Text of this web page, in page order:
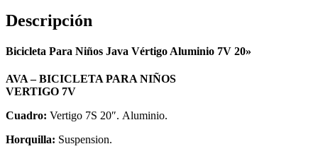
Descripción
Bicicleta Para Niños Java Vértigo Aluminio 7V 20»
AVA – BICICLETA PARA NIÑOS
VERTIGO 7V
Cuadro: Vertigo 7S 20″. Aluminio.
Horquilla: Suspension.